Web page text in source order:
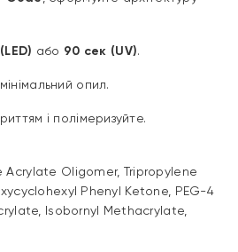
або 90 сек (UV).
опил.
і полімеризуйте.
Acrylate Oligomer, Tripropylene
Phenyl Ketone, PEG-4
Isobornyl Methacrylate,